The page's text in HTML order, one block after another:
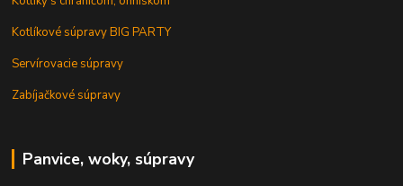
Kotlíkové súpravy BIG PARTY
Servírovacie súpravy
Zabíjačkové súpravy
Panvice, woky, súpravy